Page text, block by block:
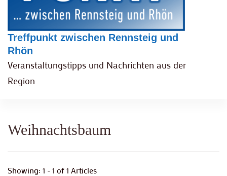
Treffpunkt zwischen Rennsteig und
Rhön
Veranstaltungstipps und Nachrichten aus der
Region
Weihnachtsbaum
Showing: 1 - 1 of 1 Articles